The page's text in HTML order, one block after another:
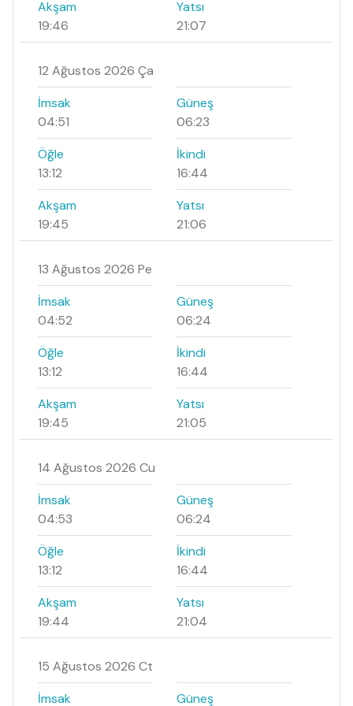
Akşam
19:46
Yatsı
21:07
12 Ağustos 2026 Ça
İmsak
04:51
Güneş
06:23
Öğle
13:12
İkindi
16:44
Akşam
19:45
Yatsı
21:06
13 Ağustos 2026 Pe
İmsak
04:52
Güneş
06:24
Öğle
13:12
İkindi
16:44
Akşam
19:45
Yatsı
21:05
14 Ağustos 2026 Cu
İmsak
04:53
Güneş
06:24
Öğle
13:12
İkindi
16:44
Akşam
19:44
Yatsı
21:04
15 Ağustos 2026 Ct
İmsak
Güneş